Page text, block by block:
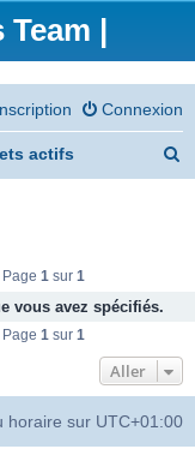
|
Connexion
actifs
e
1sur 1
vous avez spécifiés.
1sur 1
Aller
horaire sur UTC+01:00